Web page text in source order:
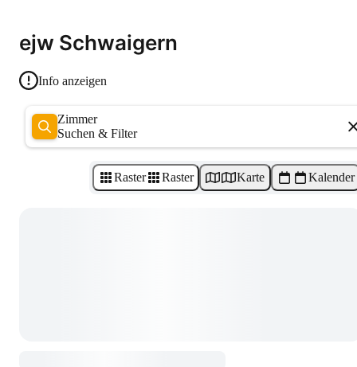
ejw Schwaigern
Info anzeigen
Zimmer
Suchen & Filter
Raster Raster Karte Kalender